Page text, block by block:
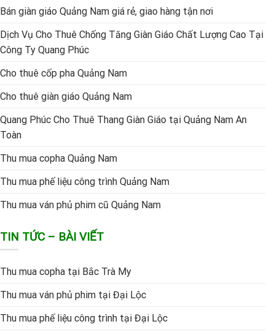
Bán giàn giáo Quảng Nam giá rẻ, giao hàng tận nơi
Dịch Vụ Cho Thuê Chống Tăng Giàn Giáo Chất Lượng Cao Tại
Công Ty Quang Phúc
Cho thuê cốp pha Quảng Nam
Cho thuê giàn giáo Quảng Nam
Quang Phúc Cho Thuê Thang Giàn Giáo tại Quảng Nam An
Toàn
Thu mua copha Quảng Nam
Thu mua phế liệu công trình Quảng Nam
Thu mua ván phủ phim cũ Quảng Nam
TIN TỨC – BÀI VIẾT
Thu mua copha tại Bắc Trà My
Thu mua ván phủ phim tại Đại Lộc
Thu mua phế liệu công trình tại Đại Lộc